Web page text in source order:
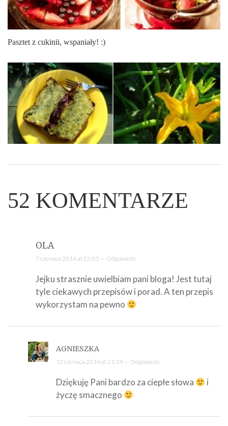
Pasztet z cukinii, wspaniały! :)
52 KOMENTARZE
OLA
7 czerwca 2014 at 22:05 — Odpowiedz
Jejku strasznie uwielbiam pani bloga! Jest tutaj
tyle ciekawych przepisów i porad. A ten przepis
wykorzystam na pewno
AGNIESZKA
12 czerwca 2014 at 21:59 — Odpowiedz
Dziękuję Pani bardzo za ciepłe słowa
i
życzę smacznego